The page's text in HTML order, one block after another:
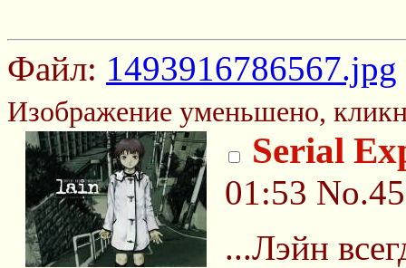
Файл: 1493916786567.jpg
Изображение уменьшено,
Serial
01:53
...Лэйн